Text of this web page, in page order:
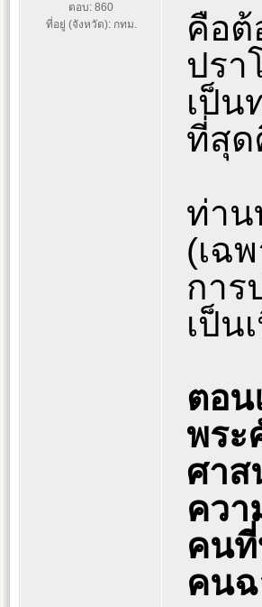
ตอบ: 860
ที่อยู่ (จังหวัด): กทม.
คือต้
ปรา
เป็น
ที่สุด
ท่าน
(เฉ
การ
เป็น
ตอน
พระ
ศาส
ควา
คนที่
คน